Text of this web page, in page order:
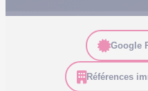
Google
Références